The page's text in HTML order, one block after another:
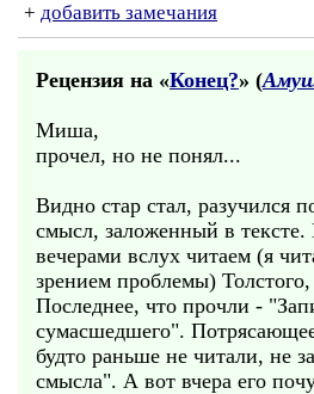
+ добавить замечания
Рецензия на «Конец?» (
Миша,
прочел, но не понял...
Видно стар стал, разучился
смысл, заложенный в
вечерами вслух читаем (я
зрением проблемы)
Последнее, что прочли -
сумасшедшего".
будто раньше не читали, не
смысла". А вот вчера его